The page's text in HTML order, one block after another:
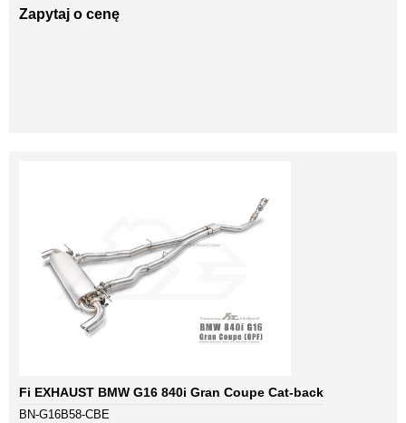
Zapytaj o cenę
Fi EXHAUST BMW G16 840i Gran Coupe Cat-back
BN-G16B58-CBE